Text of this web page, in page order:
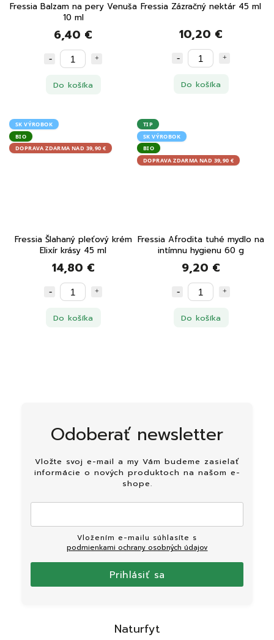
Fressia Balzam na pery Venuša
10 ml
6,40 €
Do košíka
Fressia Zázračný nektár 45 ml
10,20 €
Do košíka
SK VÝROBOK
BIO
DOPRAVA ZDARMA NAD 39,90 €
Fressia Šlahaný pleťový krém
Elixír krásy 45 ml
14,80 €
Do košíka
TIP
SK VÝROBOK
BIO
DOPRAVA ZDARMA NAD 39,90 €
Fressia Afrodita tuhé mydlo na
intímnu hygienu 60 g
9,20 €
Do košíka
Odoberať newsletter
Vložte svoj e-mail a my Vám budeme zasielať
informácie o nových produktoch na našom e-
shope.
podmienkami ochrany osobných údajov
Prihlásiť sa
Naturfyt